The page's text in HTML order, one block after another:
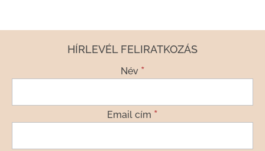
HÍRLEVÉL FELIRATKOZÁS
Név *
Email cím *